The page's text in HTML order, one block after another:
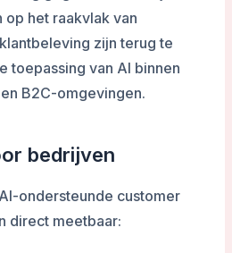
het raakvlak van
zijn terug te
toepassing van AI binnen
B2C-omgevingen.
bedrijven
ondersteunde customer
direct meetbaar: